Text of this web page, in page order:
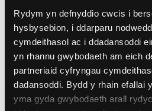
Rydym yn defnyddio cwcis i
hysbysebion, i ddarparu
cymdeithasol ac i ddadansoddi
yn rhannu gwybodaeth am eich
partneriaid cyfryngau
dadansoddi. Bydd y rhain efallai
yma gyda gwybodaeth arall
Staff y Rhaglen yn
Adran nesaf:Cynnwys y Cwrs